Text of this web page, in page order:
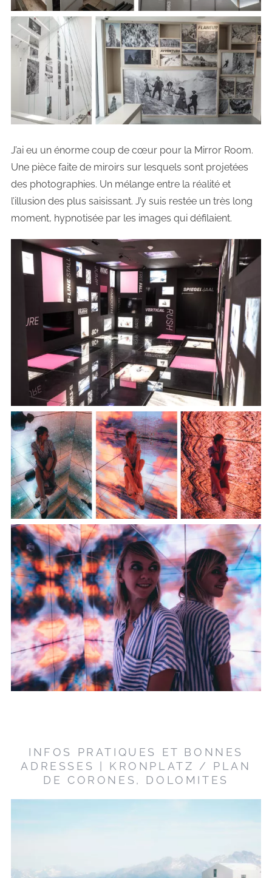
J’ai eu un énorme coup de cœur pour la Mirror Room.
Une pièce faite de miroirs sur lesquels sont projetées
des photographies. Un mélange entre la réalité et
l’illusion des plus saisissant. J’y suis restée un très long
moment, hypnotisée par les images qui défilaient.
INFOS PRATIQUES ET BONNES
ADRESSES | KRONPLATZ / PLAN
DE CORONES, DOLOMITES